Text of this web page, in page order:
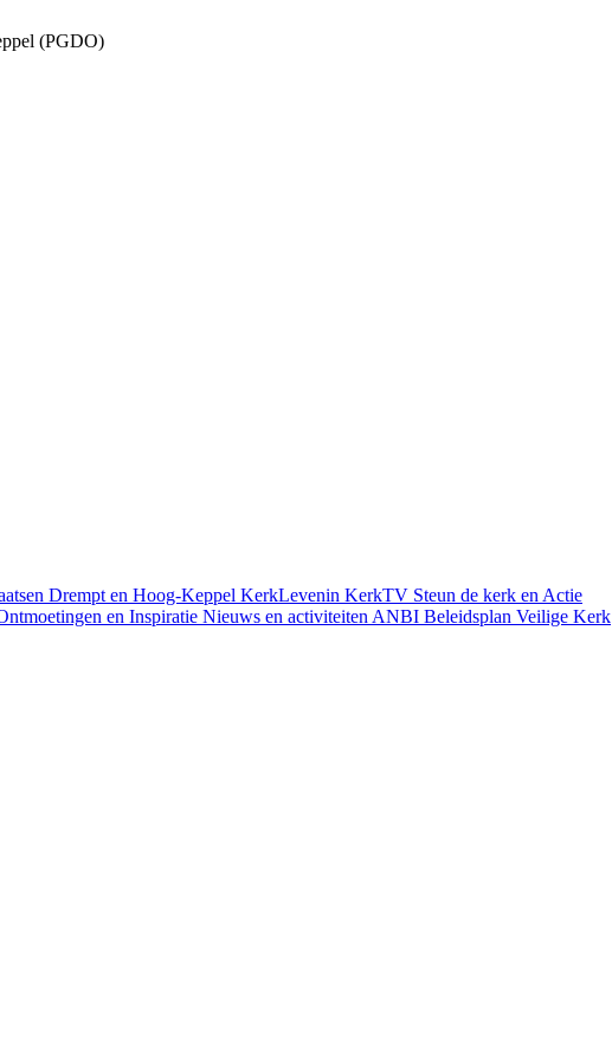
(PGDO)
Drempt en Hoog-Keppel KerkLevenin KerkTV Steun de kerk en Actie
en Inspiratie Nieuws en activiteiten ANBI Beleidsplan Veilige Kerk